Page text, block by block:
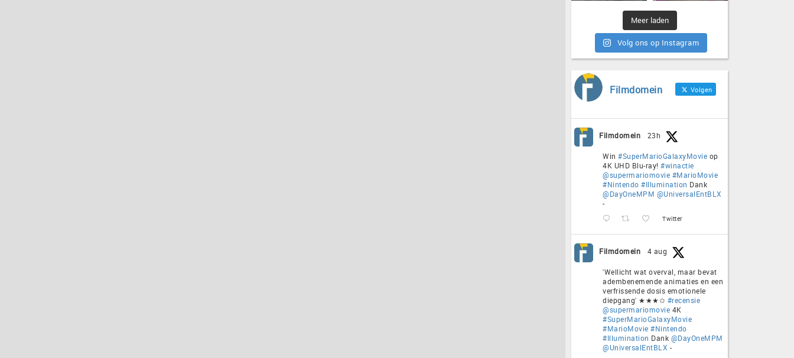
Meer laden
Volg ons op Instagram
Filmdomein Volgen
Filmdomein 23h
Win #SuperMarioGalaxyMovie op
4K UHD Blu-ray! #winactie
@supermariomovie #MarioMovie
#Nintendo #Illumination Dank
@DayOneMPM @UniversalEntBLX
-
Twitter
Filmdomein 4 aug
'Wellicht wat overval, maar bevat
adembenemende animaties en een
verfrissende dosis emotionele
diepgang' ★★★✩ #recensie
@supermariomovie 4K
#SuperMarioGalaxyMovie
#MarioMovie #Nintendo
#Illumination Dank @DayOneMPM
@UniversalEntBLX -